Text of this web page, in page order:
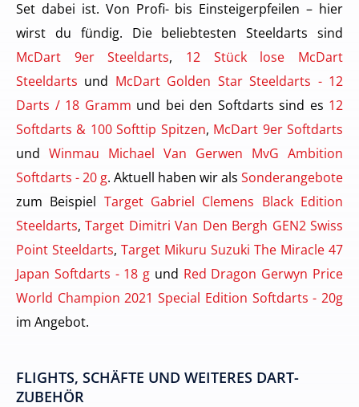
Set dabei ist. Von Profi- bis Einsteigerpfeilen – hier
wirst du fündig. Die beliebtesten Steeldarts sind
McDart 9er Steeldarts, 12 Stück lose McDart
Steeldarts und McDart Golden Star Steeldarts - 12
Darts / 18 Gramm und bei den Softdarts sind es 12
Softdarts & 100 Softtip Spitzen, McDart 9er Softdarts
und Winmau Michael Van Gerwen MvG Ambition
Softdarts - 20 g. Aktuell haben wir als Sonderangebote
zum Beispiel Target Gabriel Clemens Black Edition
Steeldarts,Target Dimitri Van Den Bergh GEN2 Swiss
Point Steeldarts, Target Mikuru Suzuki The Miracle 47
Japan Softdarts - 18 g und Red Dragon Gerwyn Price
World Champion 2021 Special Edition Softdarts - 20g
im Angebot.
FLIGHTS, SCHÄFTE UND WEITERES DART-
ZUBEHÖR